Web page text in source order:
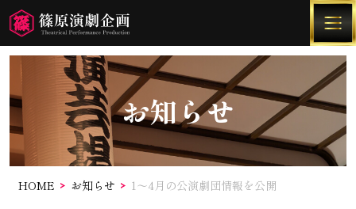
お知らせ
HOME お知らせ 1〜4月の公演劇団情報を公開